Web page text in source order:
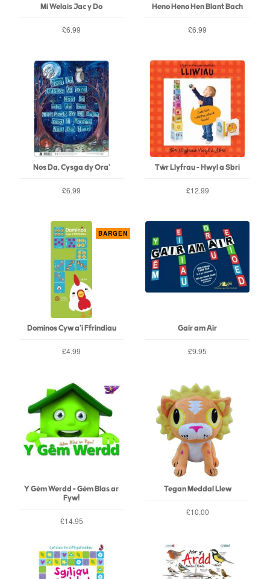
Mi Welais Jac y Do
£6.99
Heno Heno Hen Blant Bach
£6.99
Nos Da, Cysga dy Ora'
£6.99
Tŵr Llyfrau - Hwyl a Sbri
£12.99
Dominos Cyw a'i Ffrindiau
£4.99
BARGEN
Gair am Air
£9.95
Y Gêm Werdd - Gêm Blas ar
Fyw!
£14.95
Tegan Meddal Llew
£10.00